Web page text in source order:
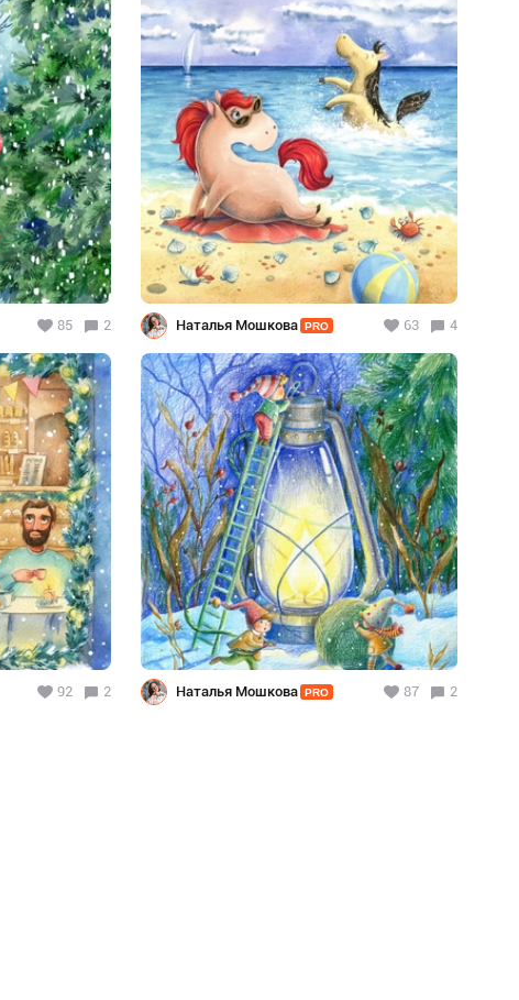
85 2 Наталья Мошкова PRO 63 4
92 2 Наталья Мошкова PRO 87 2